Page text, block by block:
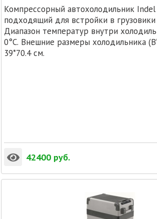
Компрессорный автохолодильник
подходящий для встройки в
Диапазон температур внутри
0°C. Внешние размеры холодильника
39*70.4 см.
42400 руб.